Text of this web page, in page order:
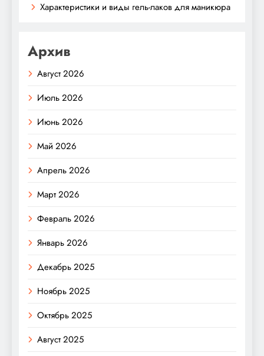
Характеристики и виды гель-лаков для маникюра
Архив
Август 2026
Июль 2026
Июнь 2026
Май 2026
Апрель 2026
Март 2026
Февраль 2026
Январь 2026
Декабрь 2025
Ноябрь 2025
Октябрь 2025
Август 2025